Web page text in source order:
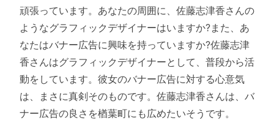
頑張っています。あなたの周囲に、佐藤志津香さんの
ようなグラフィックデザイナーはいますか?また、あ
なたはバナー広告に興味を持っていますか?佐藤志津
香さんはグラフィックデザイナーとして、普段から活
動をしています。彼女のバナー広告に対する心意気
は、まさに真剣そのものです。佐藤志津香さんは、バ
ナー広告の良さを楢葉町にも広めたいそうです。